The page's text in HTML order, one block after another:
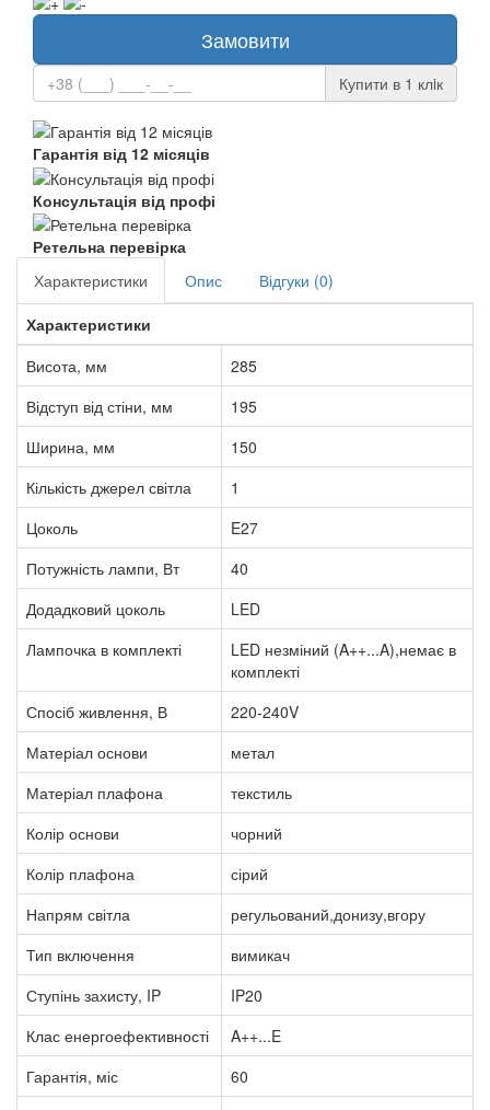
Замовити
Купити в 1 клiк
Гарантія від 12 місяців
Консультація від профі
Ретельна перевірка
Характеристики
Опис
Відгуки (0)
Характеристики
Висота, мм
285
Відступ від стіни, мм
195
Ширина, мм
150
Кількість джерел світла
1
Цоколь
E27
Потужність лампи, Вт
40
Додадковий цоколь
LED
Лампочка в комплекті
LED незміний (A++...A),немає в
комплекті
Спосіб живлення, В
220-240V
Матеріал основи
метал
Матеріал плафона
текстиль
Колір основи
чорний
Колір плафона
сірий
Напрям світла
регульований,донизу,вгору
Тип включення
вимикач
Ступінь захисту, IP
IP20
Клас енергоефективності
A++...E
Гарантія, міс
60